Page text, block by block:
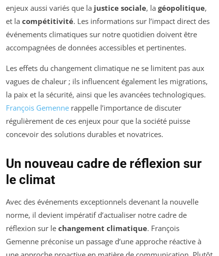
enjeux aussi variés que la justice sociale, la géopolitique,
et la compétitivité. Les informations sur l’impact direct des
événements climatiques sur notre quotidien doivent être
accompagnées de données accessibles et pertinentes.
Les effets du changement climatique ne se limitent pas aux
vagues de chaleur ; ils influencent également les migrations,
la paix et la sécurité, ainsi que les avancées technologiques.
François Gemenne rappelle l’importance de discuter
régulièrement de ces enjeux pour que la société puisse
concevoir des solutions durables et novatrices.
Un nouveau cadre de réflexion sur
le climat
Avec des événements exceptionnels devenant la nouvelle
norme, il devient impératif d’actualiser notre cadre de
réflexion sur le changement climatique. François
Gemenne préconise un passage d’une approche réactive à